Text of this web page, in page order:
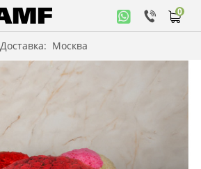
Доставка: Москва
0